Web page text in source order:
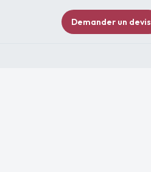
Demander un devis